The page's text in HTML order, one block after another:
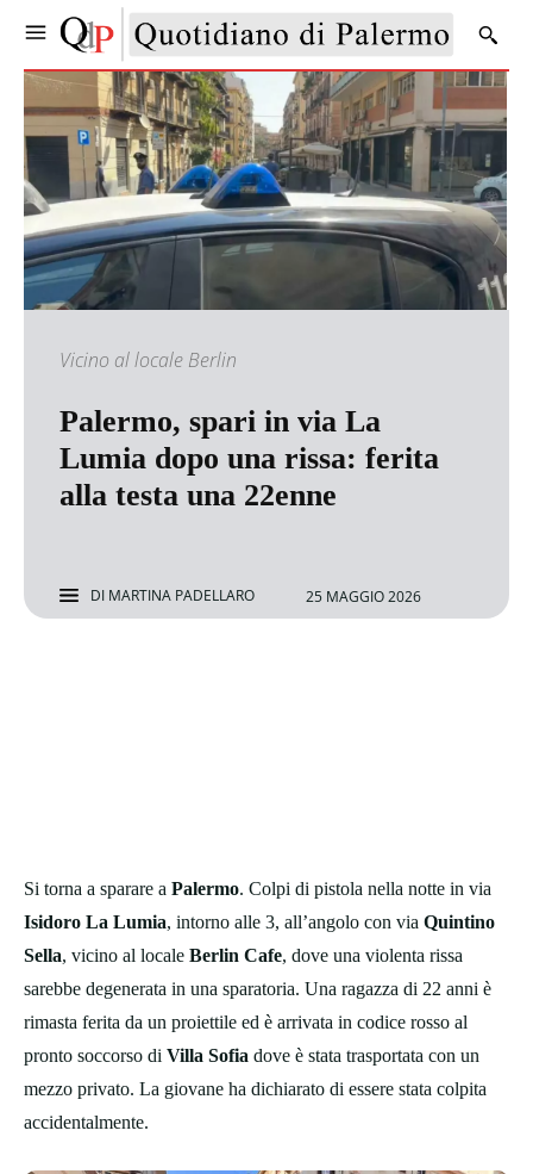
Vicino al locale Berlin
Palermo, spari in via La
Lumia dopo una rissa: ferita
alla testa una 22enne
DI MARTINA PADELLARO 25 MAGGIO 2026
Si torna a sparare a Palermo. Colpi di pistola nella notte in via
Isidoro La Lumia, intorno alle 3, all’angolo con via Quintino
Sella, vicino al locale Berlin Cafe, dove una violenta rissa
sarebbe degenerata in una sparatoria. Una ragazza di 22 anni è
rimasta ferita da un proiettile ed è arrivata in codice rosso al
pronto soccorso di Villa Sofia dove è stata trasportata con un
mezzo privato. La giovane ha dichiarato di essere stata colpita
accidentalmente.